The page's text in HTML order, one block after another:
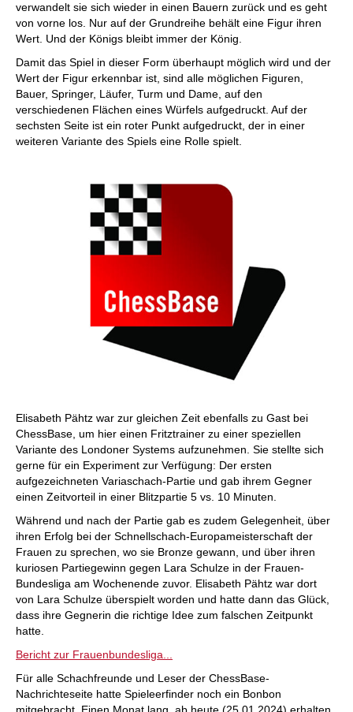
verwandelt sie sich wieder in einen Bauern zurück und es geht
von vorne los. Nur auf der Grundreihe behält eine Figur ihren
Wert. Und der Königs bleibt immer der König.
Damit das Spiel in dieser Form überhaupt möglich wird und der
Wert der Figur erkennbar ist, sind alle möglichen Figuren,
Bauer, Springer, Läufer, Turm und Dame, auf den
verschiedenen Flächen eines Würfels aufgedruckt. Auf der
sechsten Seite ist ein roter Punkt aufgedruckt, der in einer
weiteren Variante des Spiels eine Rolle spielt.
Elisabeth Pähtz war zur gleichen Zeit ebenfalls zu Gast bei
ChessBase, um hier einen Fritztrainer zu einer speziellen
Variante des Londoner Systems aufzunehmen. Sie stellte sich
gerne für ein Experiment zur Verfügung: Der ersten
aufgezeichneten Variaschach-Partie und gab ihrem Gegner
einen Zeitvorteil in einer Blitzpartie 5 vs. 10 Minuten.
Während und nach der Partie gab es zudem Gelegenheit, über
ihren Erfolg bei der Schnellschach-Europameisterschaft der
Frauen zu sprechen, wo sie Bronze gewann, und über ihren
kuriosen Partiegewinn gegen Lara Schulze in der Frauen-
Bundesliga am Wochenende zuvor. Elisabeth Pähtz war dort
von Lara Schulze überspielt worden und hatte dann das Glück,
dass ihre Gegnerin die richtige Idee zum falschen Zeitpunkt
hatte.
Bericht zur Frauenbundesliga...
Für alle Schachfreunde und Leser der ChessBase-
Nachrichteseite hatte Spieleerfinder noch ein Bonbon